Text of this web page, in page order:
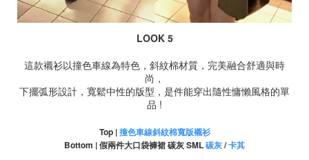
LOOK 5
這款襯衫以撞色車線為特色，斜紋棉材質，完美融合舒適與時
尚，
下擺弧形設計，寬鬆中性的版型，是件能穿出隨性慵懶風格的單
品 !
Top |撞色車線斜紋棉寬版襯衫
Bottom | 假兩件大口袋褲裙 碳灰 SML碳灰/卡其